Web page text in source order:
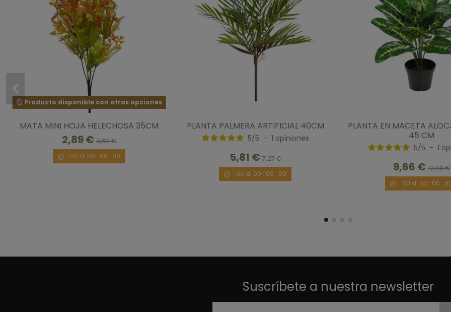
Producto disponible con otras opciones
MATA MINI HOJA HELECHOSA 35CM
2,89 € 3,62 €
00 d. 00 : 00 : 00
PLANTA PALMERA ARTIFICIAL 40CM
5/5 - 1 opiniones
5,81 €7,27 €
00 d. 00 : 00 : 00
PLANTA EN MACETA
45 CM
5/5 - 1
9,66 €12,08 €
00 d. 00 : 00 :
Suscríbete a nuestra newsletter